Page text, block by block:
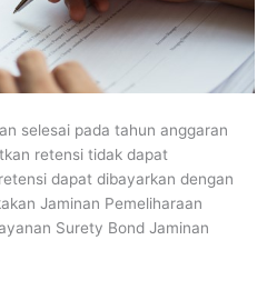
selesai pada tahun anggaran
retensi tidak dapat
dapat dibayarkan dengan
Jaminan Pemeliharaan
Surety Bond Jaminan